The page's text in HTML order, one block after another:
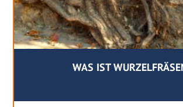
WAS IST